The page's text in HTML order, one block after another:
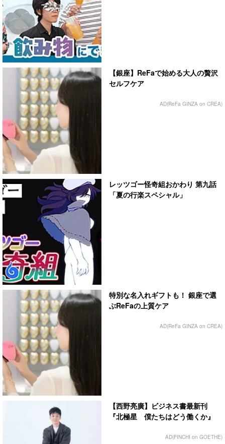
【銀座】ReFaで始める大人の贅沢
セルフケア
AD(ReFa GINZA on CREA)
レッツゴー怪奇組おかわり 第九話
「夏の行楽スペシャル」
特別な名入れギフトも！ 銀座で選
ぶReFaの上質ケア
AD(ReFa GINZA on CREA)
【西野亮廣】ビジネス書最新刊
『北極星 僕たちはどう働くか』
AD(FINCHI on GOETHE)